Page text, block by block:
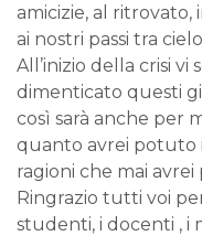
amicizie, al
ai nostri passi tra
All’inizio della crisi vi
dimenticato questi
così sarà anche per
quanto avrei potuto
ragioni che mai
Ringrazio tutti voi
studenti, i docenti , i